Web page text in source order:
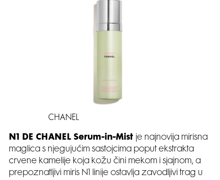
CHANEL
N1 DE CHANEL Serum-in-Mist je najnovija mirisna
maglica s njegujućim sastojcima poput ekstrakta
crvene kamelije koja kožu čini mekom i sjajnom, a
prepoznatljivi miris N1 linije ostavlja zavodljivi trag u